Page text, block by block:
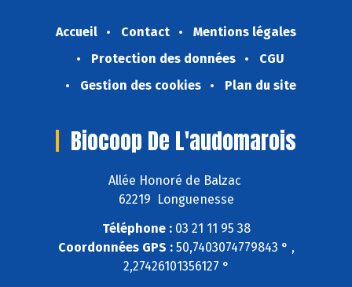
Accueil Contact
Mentions légales
Protection des données
CGU
Gestion des cookies
Plan du site
Biocoop De L'audomarois
Allée Honoré de Balzac
62219 Longuenesse
Téléphone :03 21 11 95 38
Coordonnées GPS :50,7403074779843 ° ,
2,27426101356127 °